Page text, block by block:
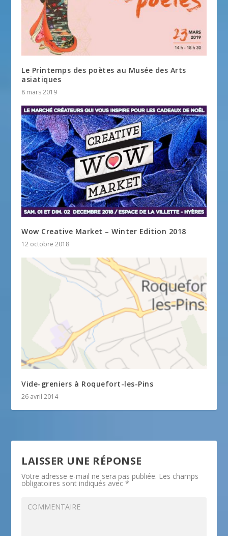
Le Printemps des poètes au Musée des Arts
asiatiques
8 mars 2019
Wow Creative Market – Winter Edition 2018
12 octobre 2018
Vide-greniers à Roquefort-les-Pins
26 avril 2014
LAISSER UNE RÉPONSE
Votre adresse e-mail ne sera pas publiée. Les champs
obligatoires sont indiqués avec*